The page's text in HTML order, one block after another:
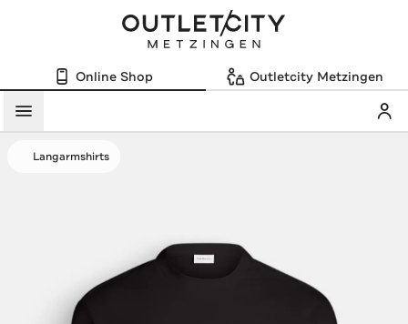
Online Shop Outletcity Metzingen
Menü
Langarmshirts